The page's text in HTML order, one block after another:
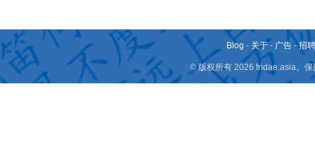
Blog - 关于 - 广告 -招
© 版权所有 2026 fridae.asia。